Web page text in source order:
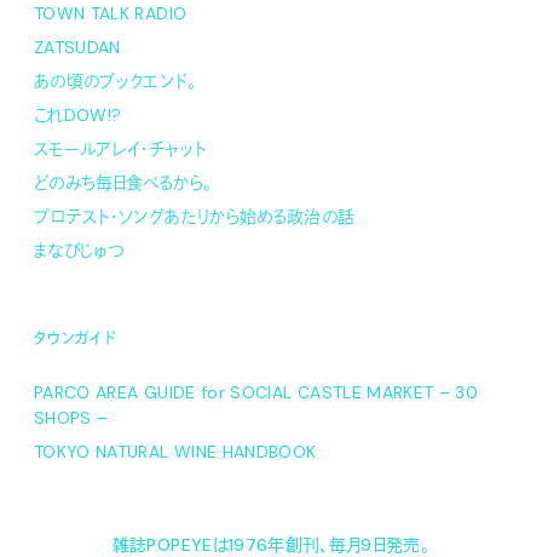
TOWN TALK RADIO
ZATSUDAN
あの頃のブックエンド。
これDOW!?
スモールアレイ・チャット
どのみち毎日食べるから。
プロテスト・ソングあたりから始める政治の話
まなびじゅつ
タウンガイド
PARCO AREA GUIDE for SOCIAL CASTLE MARKET – 30
SHOPS –
TOKYO NATURAL WINE HANDBOOK
雑誌POPEYEは1976年創刊、毎月9日発売。